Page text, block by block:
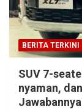
BERITA TERKINI
SUV 7-
nyaman,